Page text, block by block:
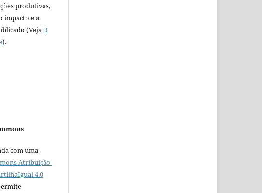
produtivas,
impacto e a
(VejaO
).
com uma
Atribuição-
4.0